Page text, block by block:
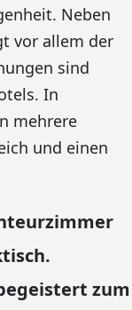
Neben
vor allem der
sind
In
mehrere
und einen
zum